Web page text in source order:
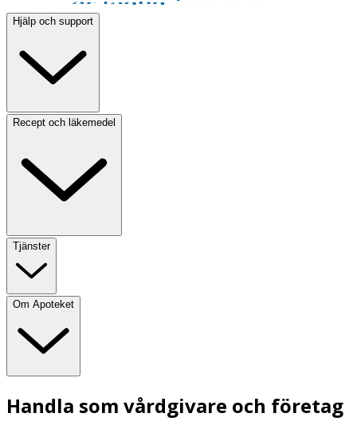
Hjälp och support
Recept och läkemedel
Tjänster
Om Apoteket
Handla som vårdgivare och företag